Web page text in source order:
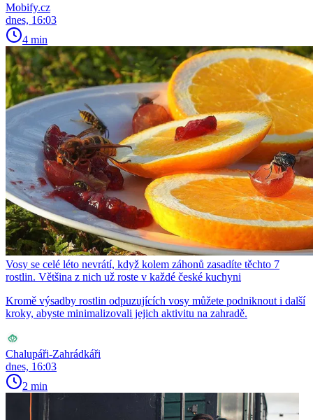
Mobify.cz
dnes, 16:03
4 min
Vosy se celé léto nevrátí, když kolem záhonů zasadíte těchto 7
rostlin. Většina z nich už roste v každé české kuchyni
Kromě výsadby rostlin odpuzujících vosy můžete podniknout i další
kroky, abyste minimalizovali jejich aktivitu na zahradě.
Chalupáři-Zahrádkáři
dnes, 16:03
2 min